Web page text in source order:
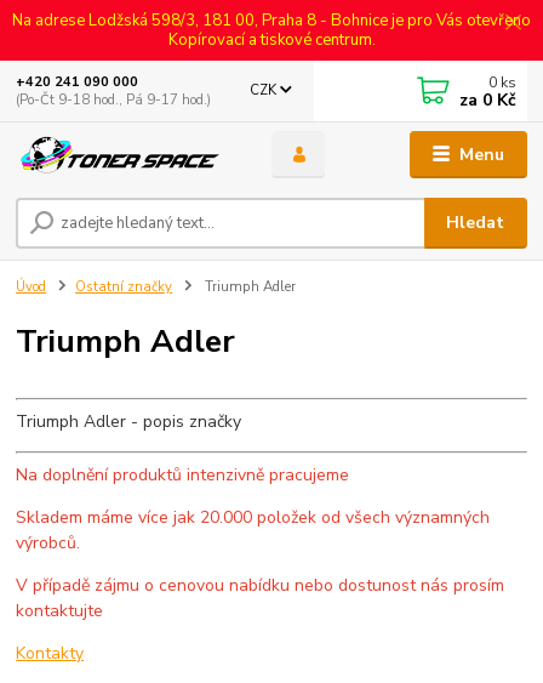
Na adrese Lodžská 598/3, 181 00, Praha 8 - Bohnice je pro Vás otevřeno
Kopírovací a tiskové centrum.
Menu
CZK
Hledat
+420 241 090 000
(Po-Čt 9-18 hod., Pá 9-17 hod.)
0 ks
za 0 Kč
Úvod Ostatní značky Triumph Adler
Triumph Adler
Triumph Adler - popis značky
Na doplnění produktů intenzivně pracujeme
Skladem máme více jak 20.000 položek od všech významných
výrobců.
V případě zájmu o cenovou nabídku nebo dostunost nás prosím
kontaktujte
Kontakty